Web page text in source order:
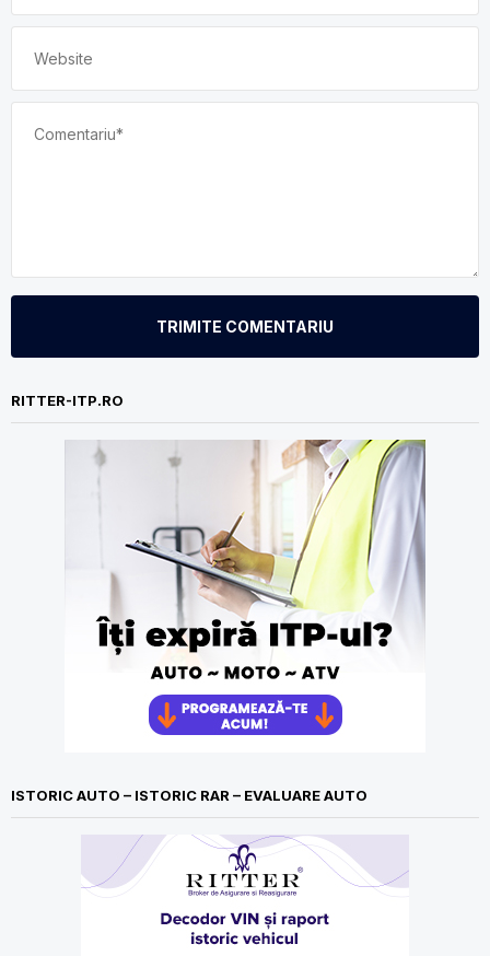
TRIMITE COMENTARIU
RITTER-ITP.RO
ISTORIC AUTO – ISTORIC RAR – EVALUARE AUTO